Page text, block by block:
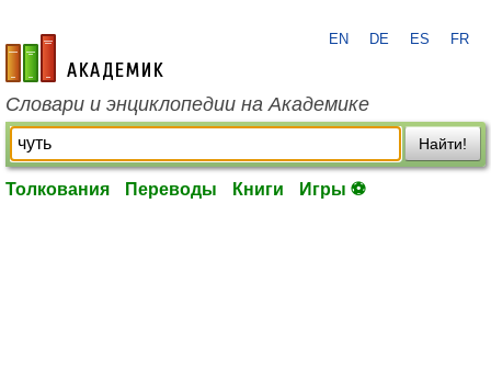
academic.ru
EN DE ES FR
Словари и энциклопедии на Академике
Найти!
Толкования Переводы Книги Игры ⚽